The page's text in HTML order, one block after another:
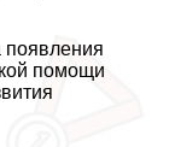
появления
помощи